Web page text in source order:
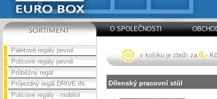
O SPOLEČNOSTI
Paletové regály pevné
Policové regály pevné
Průběžný regál
Průjezdný regál DRIVE IN
Policové regály - mobilní
v košíku je zboží za 0,- Kč
Dílenský pracovní stůl